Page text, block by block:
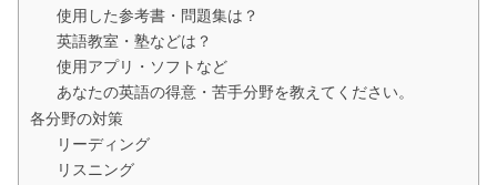
使用した参考書・問題集は？
英語教室・塾などは？
使用アプリ・ソフトなど
あなたの英語の得意・苦手分野を教えてください。
各分野の対策
リーディング
リスニング